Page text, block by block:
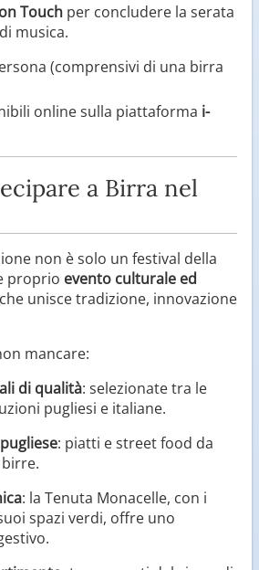
Touch per concludere la serata
musica.
(comprensivi di una birra
online sulla piattaforma i-
a Birra nel
non è solo un festival della
proprio evento culturale ed
che unisce tradizione, innovazione
mancare:
di qualità: selezionate tra le
pugliesi e italiane.
: piatti e street food da
: la Tenuta Monacelle, con i
spazi verdi, offre uno